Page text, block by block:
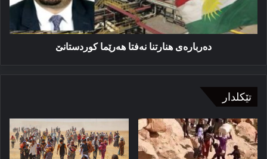
دەربارەى هنارتنا نەفتا هەرێما کوردستانێ
تێکلدار